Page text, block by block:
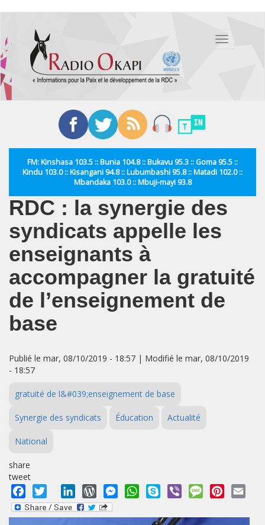
contenu
principal
Toggle
FM: Kinshasa 103.5 :: Bunia 104.8 :: Bukavu 95.3 :: Goma 95.5 ::
Kindu 103.0 :: Kisangani 94.8 :: Lubumbashi 95.8 :: Matadi 102.0 ::
Mbandaka 103.0 :: Mbuji-mayi 93.8
RDC : la synergie des
syndicats appelle les
enseignants à
accompagner la gratuité
de l’enseignement de
base
Publié le mar, 08/10/2019 - 18:57 | Modifié le mar, 08/10/2019
- 18:57
gratuité de l&#039;enseignement de base
Synergie des syndicats Éducation Actualité
National
share
tweet
Facebook
Twitter LinkedInWordPressMessengerWhatsApp
Skype Viber MessagePinterest